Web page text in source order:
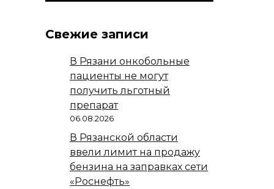
Свежие записи
В Рязани онкобольные
пациенты не могут
получить льготный
препарат
06.08.2026
В Рязанской области
ввели лимит на продажу
бензина на заправках сети
«Роснефть»